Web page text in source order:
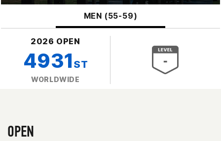
MEN (55-59)
2026 OPEN
4931 ST
WORLDWIDE
OPEN